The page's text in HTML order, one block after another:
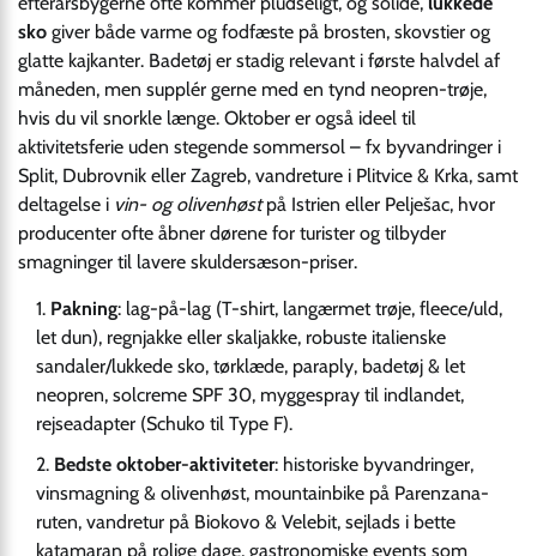
sko giver både varme og fodfæste på brosten, skovstier og
glatte kajkanter. Badetøj er stadig relevant i første halvdel af
måneden, men supplér gerne med en tynd neopren-trøje,
hvis du vil snorkle længe. Oktober er også ideel til
aktivitetsferie uden stegende sommersol – fx byvandringer i
Split, Dubrovnik eller Zagreb, vandreture i Plitvice & Krka, samt
deltagelse i vin- og olivenhøstpå Istrien eller Pelješac, hvor
producenter ofte åbner dørene for turister og tilbyder
smagninger til lavere skuldersæson-priser.
Pakning: lag-på-lag (T-shirt, langærmet trøje, fleece/uld,
let dun), regnjakke eller skaljakke, robuste italienske
sandaler/lukkede sko, tørklæde, paraply, badetøj & let
neopren, solcreme SPF 30, myggespray til indlandet,
rejseadapter (Schuko til Type F).
Bedste oktober-aktiviteter: historiske byvandringer,
vinsmagning & olivenhøst, mountainbike på Parenzana-
ruten, vandretur på Biokovo & Velebit, sejlads i bette
katamaran på rolige dage, gastronomiske events som